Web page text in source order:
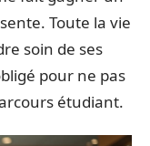
Toute la vie
soin de ses
pour ne pas
étudiant.